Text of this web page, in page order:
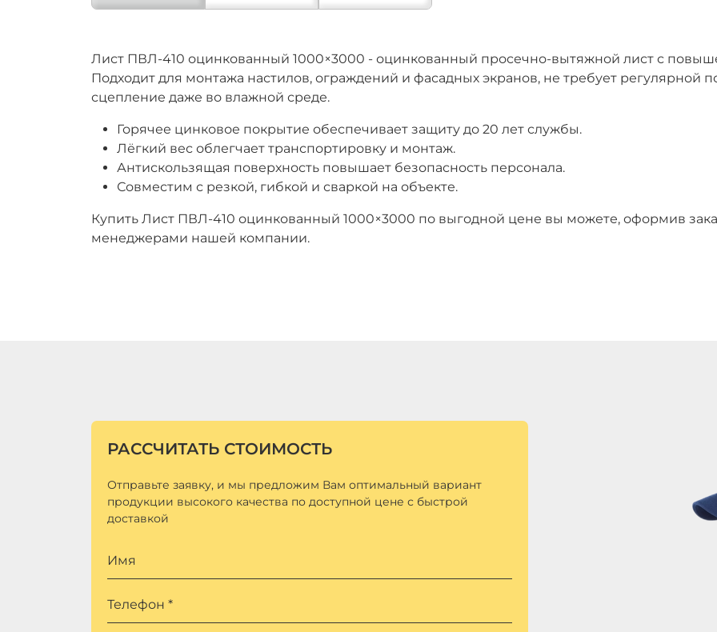
Лист ПВЛ‑410 оцинкованный 1000×3000 - оцинкованный просечно‑вытяжной лист с
Подходит для монтажа настилов, ограждений и фасадных экранов, не требует регулярной
сцепление даже во влажной среде.
Горячее цинковое покрытие обеспечивает защиту до 20 лет службы.
Лёгкий вес облегчает транспортировку и монтаж.
Антискользящая поверхность повышает безопасность персонала.
Совместим с резкой, гибкой и сваркой на объекте.
Купить Лист ПВЛ‑410 оцинкованный 1000×3000 по выгодной цене вы можете, оформив
менеджерами нашей компании.
РАССЧИТАТЬ СТОИМОСТЬ
Отправьте заявку, и мы предложим Вам оптимальный вариант
продукции высокого качества по доступной цене с быстрой
доставкой
Имя
Телефон *